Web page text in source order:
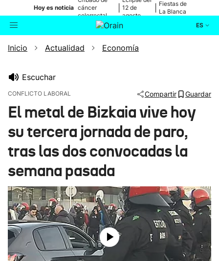
Hoy es noticia cáncer
colorrectal
12 de
agosto
Fiestas de
La Blanca
ES
Buscador Actualidad
Ikusmiran
Eguraldia
Inicio Actualidad Economía
Escuchar
CONFLICTO LABORAL Compartir Guardar
El metal de Bizkaia vive hoy
su tercera jornada de paro,
tras las dos convocadas la
semana pasada